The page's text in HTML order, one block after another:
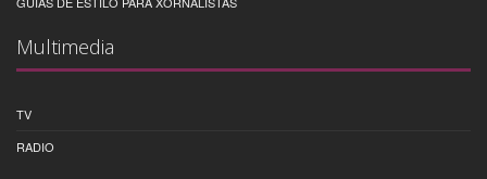
Multimedia
TV
RADIO